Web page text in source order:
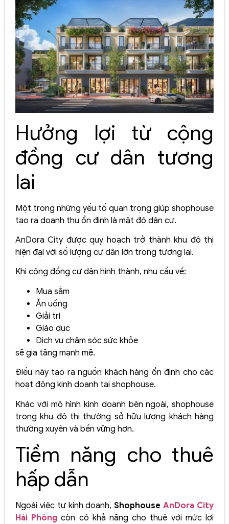
Hưởng lợi từ cộng
đồng cư dân tương
lai
Một trong những yếu tố quan trọng giúp shophouse
tạo ra doanh thu ổn định là mật độ dân cư.
AnDora City được quy hoạch trở thành khu đô thị
hiện đại với số lượng cư dân lớn trong tương lai.
Khi cộng đồng cư dân hình thành, nhu cầu về:
Mua sắm
Ăn uống
Giải trí
Giáo dục
Dịch vụ chăm sóc sức khỏe
sẽ gia tăng mạnh mẽ.
Điều này tạo ra nguồn khách hàng ổn định cho các
hoạt động kinh doanh tại shophouse.
Khác với mô hình kinh doanh bên ngoài, shophouse
trong khu đô thị thường sở hữu lượng khách hàng
thường xuyên và bền vững hơn.
Tiềm năng cho thuê
hấp dẫn
Ngoài việc tự kinh doanh,ShophouseAnDora City
Hải Phòng còn có khả năng cho thuê với mức lợi